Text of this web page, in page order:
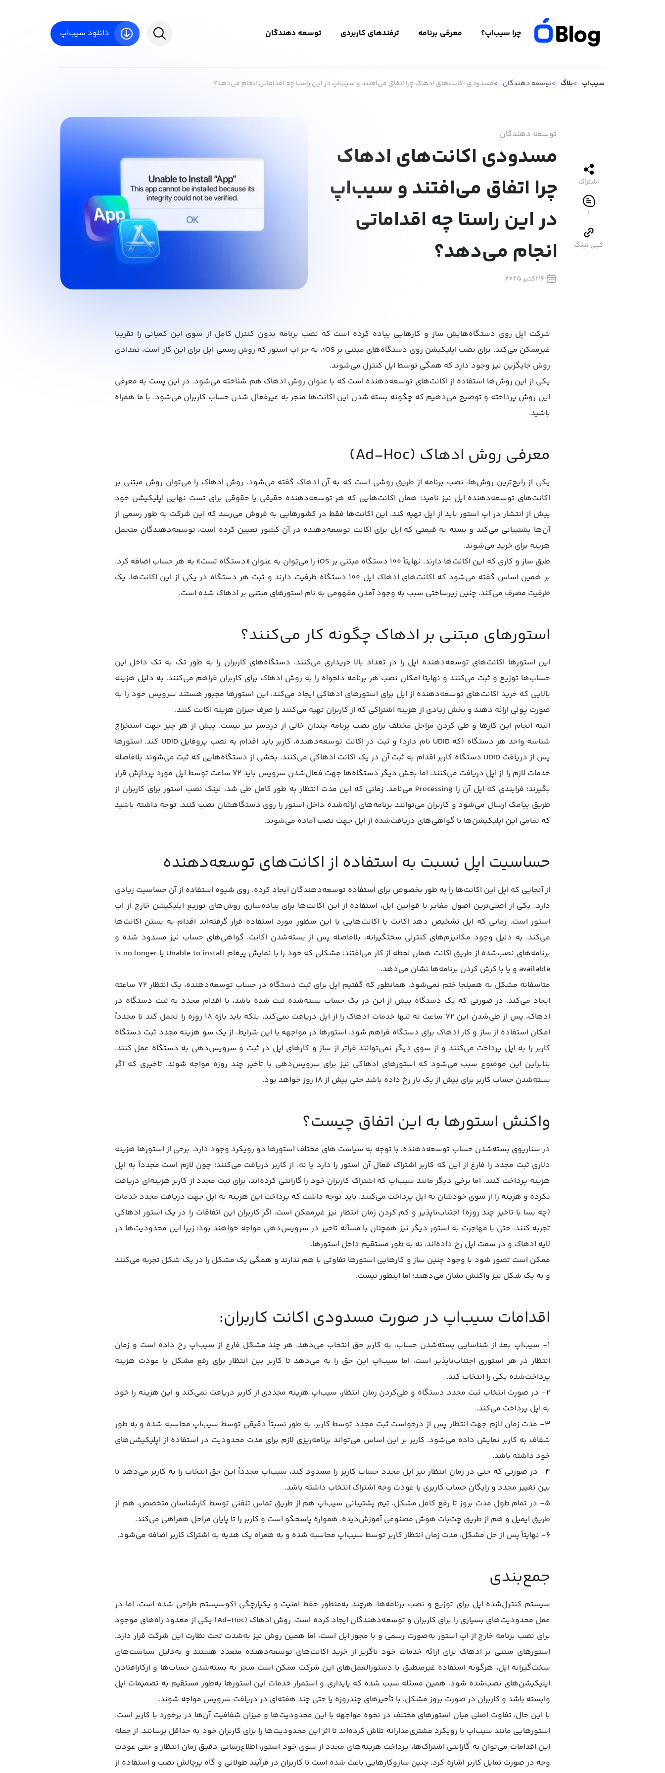
چرا سیب‌اپ؟ معرفی برنامه ترفندهای کاربردی توسعه دهندگان دانلود سیب‌اپ
سیب‌اپ بلاگ توسعه دهندگان مسدودی اکانت‌های ادهاک چرا اتفاق می‌افتند و سیب‌اپ در این راستا چه اقداماتی انجام می‌دهد؟
توسعه دهندگان
مسدودی اکانت‌های ادهاک
چرا اتفاق می‌افتند و سیب‌اپ
در این راستا چه اقداماتی
انجام می‌دهد؟
16 اکتبر 2025
اشتراک
۱
کپی لینک
شرکت اپل روی دستگاه‌هایش ساز و کارهایی پیاده کرده است که نصب برنامه بدون کنترل کامل از سوی این کمپانی را تقریبا
غیرممکن می‌کند. برای نصب اپلیکیشن روی دستگاه‌های مبتنی بر iOS، به جز اپ استور که روش رسمی اپل برای این کار است، تعدادی
روش جایگزین نیز وجود دارد که همگی توسط اپل کنترل می‌شوند.
یکی از این روش‌ها استفاده از اکانت‌های توسعه‌دهنده است که با عنوان روش ادهاک هم شناخته می‌شود. در این پست به معرفی
این روش پرداخته و توضیح می‌دهیم که چگونه بسته شدن این اکانت‌ها منجر به غیرفعال شدن حساب کاربران می‌شود. با ما همراه
باشید.
معرفی روش ادهاک (Ad-Hoc)
یکی از رایج‌ترین روش‌ها، نصب برنامه از طریق روشی است که به آن ادهاک گفته می‌شود. روش ادهاک را می‌توان روش مبتنی بر
اکانت‌های توسعه‌دهنده اپل نیز نامید؛ همان اکانت‌هایی که هر توسعه‌دهنده حقیقی یا حقوقی برای تست نهایی اپلیکیشن خود
پیش از انتشار در اپ استور باید از اپل تهیه کند. این اکانت‌ها فقط در کشورهایی به فروش می‌رسد که این شرکت به طور رسمی از
آن‌ها پشتیبانی می‌کند و بسته به قیمتی که اپل برای اکانت توسعه‌دهنده در آن کشور تعیین کرده است، توسعه‌دهندگان متحمل
هزینه برای خرید می‌شوند.
طبق ساز و کاری که این اکانت‌ها دارند، نهایتاً ۱۰۰ دستگاه مبتنی بر iOS را می‌توان به عنوان «دستگاه تست» به هر حساب اضافه کرد.
بر همین اساس گفته می‌شود که اکانت‌های ادهاک اپل ۱۰۰ دستگاه ظرفیت دارند و ثبت هر دستگاه در یکی از این اکانت‌ها، یک
ظرفیت مصرف می‌کند. چنین زیرساختی سبب به وجود آمدن مفهومی به نام استورهای مبتنی بر ادهاک شده است.
استورهای مبتنی بر ادهاک چگونه کار می‌کنند؟
این استورها اکانت‌های توسعه‌دهنده اپل را در تعداد بالا خریداری می‌کنند، دستگاه‌های کاربران را به طور تک به تک داخل این
حساب‌ها توزیع و ثبت می‌کنند و نهایتا امکان نصب هر برنامه دلخواه را به روش ادهاک برای کاربران فراهم می‌کنند. به دلیل هزینه
بالایی که خرید اکانت‌های توسعه‌دهنده از اپل برای استورهای ادهاکی ایجاد می‌کند، این استورها مجبور هستند سرویس خود را به
صورت پولی ارائه دهند و بخش زیادی از هزینه اشتراکی که از کاربران تهیه می‌کنند را صرف جبران هزینه اکانت کنند.
البته انجام این کارها و طی کردن مراحل مختلف برای نصب برنامه چندان خالی از دردسر نیز نیست. پیش از هر چیز جهت استخراج
شناسه واحد هر دستگاه (که UDID نام دارد) و ثبت در اکانت توسعه‌دهنده، کاربر باید اقدام به نصب پروفایل UDID کند. استورها
پس از دریافت UDID دستگاه کاربر اقدام به ثبت آن در یک اکانت ادهاکی می‌کنند. بخشی از دستگاه‌هایی که ثبت می‌شوند بلافاصله
خدمات لازم را از اپل دریافت می‌کنند. اما بخش دیگر دستگاه‌ها جهت فعال‌شدن سرویس باید ۷۲ ساعت توسط اپل مورد پردازش قرار
بگیرند؛ فرایندی که اپل آن را Processing می‌نامد. زمانی که این مدت انتظار به طور کامل طی شد، لینک نصب استور برای کاربران از
طریق پیامک ارسال می‌شود و کاربران می‌توانند برنامه‌های ارائه‌شده داخل استور را روی دستگاهشان نصب کنند. توجه داشته باشید
که تمامی این اپلیکیشن‌ها با گواهی‌های دریافت‌شده از اپل جهت نصب آماده می‌شوند.
حساسیت اپل نسبت به استفاده از اکانت‌های توسعه‌دهنده
از آنجایی که اپل این اکانت‌ها را به طور بخصوص برای استفاده توسعه‌دهندگان ایجاد کرده، روی شیوه استفاده از آن حساسیت زیادی
دارد. یکی از اصلی‌ترین اصول مغایر با قوانین اپل، استفاده از این اکانت‌ها برای پیاده‌سازی روش‌های توزیع اپلیکیشن خارج از اپ
استور است. زمانی که اپل تشخیص دهد اکانت یا اکانت‌هایی با این منظور مورد استفاده قرار گرفته‌اند اقدام به بستن اکانت‌ها
می‌کند. به دلیل وجود مکانیزم‌های کنترلی سختگیرانه، بلافاصله پس از بسته‌شدن اکانت، گواهی‌های حساب نیز مسدود شده و
برنامه‌های نصب‌شده از طریق اکانت همان لحظه از کار می‌افتند؛ مشکلی که خود را با نمایش پیغام Unable to install یا is no longer
available و یا با کرش کردن برنامه‌ها نشان می‌دهد.
متاسفانه مشکل به همینجا ختم نمی‌شود. همانطور که گفتیم اپل برای ثبت دستگاه در حساب توسعه‌دهنده، یک انتظار ۷۲ ساعته
ایجاد می‌کند. در صورتی که یک دستگاه پیش از این در یک حساب بسته‌شده ثبت شده باشد، با اقدام مجدد به ثبت دستگاه در
ادهاک، پس از طی‌شدن این ۷۲ ساعت نه تنها خدمات ادهاک را از اپل دریافت نمی‌کند، بلکه باید بازه ۱۸ روزه را تحمل کند تا مجدداً
امکان استفاده از ساز و کار ادهاک برای دستگاه فراهم شود. استورها در مواجهه با این شرایط، از یک سو هزینه مجدد ثبت دستگاه
کاربر را به اپل پرداخت می‌کنند و از سوی دیگر نمی‌توانند فراتر از ساز و کارهای اپل در ثبت و سرویس‌دهی به دستگاه عمل کنند.
بنابراین این موضوع سبب می‌شود که استورهای ادهاکی نیز برای سرویس‌دهی با تاخیر چند روزه مواجه شوند. تاخیری که اگر
بسته‌شدن حساب کاربر برای بیش از یک بار رخ داده باشد حتی بیش از ۱۸ روز خواهد بود.
واکنش استورها به این اتفاق چیست؟
در سناریوی بسته‌شدن حساب توسعه‌دهنده، با توجه به سیاست های مختلف استورها دو رویکرد وجود دارد. برخی از استورها هزینه
دلاری ثبت مجدد را فارغ از این که کاربر اشتراک فعال آن استور را دارد یا نه، از کاربر دریافت می‌کنند؛ چون لازم است مجدداً به اپل
هزینه پرداخت کنند. اما برخی دیگر مانند سیب‌اپ که اشتراک کاربران خود را گارانتی کرده‌اند، برای ثبت مجدد از کاربر هزینه‌ای دریافت
نکرده و هزینه را از سوی خودشان به اپل پرداخت می‌کنند. باید توجه داشت که پرداخت این هزینه به اپل جهت دریافت مجدد خدمات
(چه بسا با تاخیر چند روزه) اجتناب‌ناپذیر و کم‌ کردن زمان انتظار نیز غیرممکن است. اگر کاربران این اتفاقات را در یک استور ادهاکی
تجربه کنند، حتی با مهاجرت به استور دیگر نیز همچنان با مسأله تاخیر در سرویس‌دهی مواجه خواهند بود؛ زیرا این محدودیت‌ها در
لایه ادهاک و در سمت اپل رخ داده‌اند، نه به طور مستقیم داخل استورها.
ممکن است تصور شود با وجود چنین ساز و کارهایی استورها تفاوتی با هم ندارند و همگی یک مشکل را در یک شکل تجربه می‌کنند
و به یک شکل نیز واکنش نشان می‌دهند؛ اما اینطور نیست.
اقدامات سیب‌اپ در صورت مسدودی اکانت کاربران:
۱- سیب‌اپ بعد از شناسایی بسته‌شدن حساب، به کاربر حق انتخاب می‌دهد. هر چند مشکل فارغ از سیب‌اپ رخ داده است و زمان
انتظار در هر استوری اجتناب‌ناپذیر است، اما سیب‌اپ این حق را به می‌دهد تا کاربر بین انتظار برای رفع مشکل یا عودت هزینه
پرداخت‌شده یکی را انتخاب کند.
۲- در صورت انتخاب ثبت مجدد دستگاه و طی‌کردن زمان انتظار، سیب‌اپ هزینه مجددی از کاربر دریافت نمی‌کند و این هزینه را خود
به اپل پرداخت می‌کند.
۳- مدت زمان لازم جهت انتظار پس از درخواست ثبت مجدد توسط کاربر، به طور نسبتاً دقیقی توسط سیب‌اپ محاسبه شده و به طور
شفاف به کاربر نمایش داده می‌شود. کاربر بر این اساس می‌تواند برنامه‌ریزی لازم برای مدت محدودیت در استفاده از اپلیکیشن‌های
خود داشته باشد.
۴- در صورتی که حتی در زمان انتظار نیز اپل مجدد حساب کاربر را مسدود کند، سیب‌اپ مجدداً این حق انتخاب را به کاربر می‌دهد تا
بین تغییر مجدد و رایگان حساب کاربری یا عودت وجه اشتراک انتخاب داشته باشد.
۵- در تمام طول مدت بروز تا رفع کامل مشکل، تیم پشتیبانی سیب‌اپ هم از طریق تماس تلفنی توسط کارشناسان متخصص، هم از
طریق ایمیل و هم از طریق چت‌بات هوش مصنوعی آموزش‌دیده، همواره پاسخگو است و کاربر را تا پایان مراحل همراهی می‌کند.
۶- نهایتاً پس از حل مشکل، مدت زمان انتظار کاربر توسط سیب‌اپ محاسبه شده و به همراه یک هدیه به اشتراک کاربر اضافه می‌شود.
جمع‌بندی
سیستم کنترل‌شده اپل برای توزیع و نصب برنامه‌ها، هرچند به‌منظور حفظ امنیت و یکپارچگی اکوسیستم طراحی شده است، اما در
عمل محدودیت‌های بسیاری را برای کاربران و توسعه‌دهندگان ایجاد کرده است. روش ادهاک (Ad-Hoc) یکی از معدود راه‌های موجود
برای نصب برنامه خارج از اپ استور به‌صورت رسمی و با مجوز اپل است، اما همین روش نیز به‌شدت تحت نظارت این شرکت قرار دارد.
استورهای مبتنی بر ادهاک برای ارائه خدمات خود ناگزیر از خرید اکانت‌های توسعه‌دهنده متعدد هستند و به‌دلیل سیاست‌های
سخت‌گیرانه اپل، هرگونه استفاده غیرمنطبق با دستورالعمل‌های این شرکت ممکن است منجر به بسته‌شدن حساب‌ها و ازکارافتادن
اپلیکیشن‌های نصب‌شده شود. همین مسئله سبب شده که پایداری و استمرار خدمات این استورها به‌طور مستقیم به تصمیمات اپل
وابسته باشد و کاربران در صورت بروز مشکل، با تأخیرهای چندروزه یا حتی چند هفته‌ای در دریافت سرویس مواجه شوند.
با این حال، تفاوت اصلی میان استورهای مختلف در نحوه مواجهه با این محدودیت‌ها و میزان شفافیت آن‌ها در برخورد با کاربر است.
استورهایی مانند سیب‌اپ با رویکرد مشتری‌مدارانه تلاش کرده‌اند تا اثر این محدودیت‌ها را برای کاربران خود به حداقل برسانند. از جمله
این اقدامات می‌توان به گارانتی اشتراک‌ها، پرداخت هزینه‌های مجدد از سوی خود استور، اطلاع‌رسانی دقیق زمان انتظار و حتی عودت
وجه در صورت تمایل کاربر اشاره کرد. چنین سازوکارهایی باعث شده است تا کاربران در فرآیند طولانی و گاه پرچالش نصب و استفاده از